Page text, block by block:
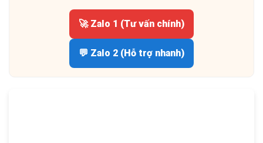
🚀 Zalo 1 (Tư vấn chính)
💬 Zalo 2 (Hỗ trợ nhanh)